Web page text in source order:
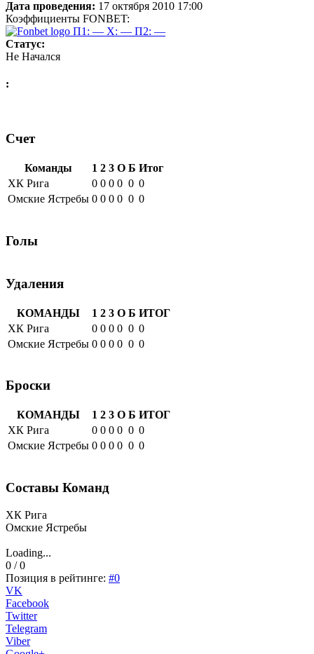
Дата проведения: 17 октября 2010 17:00
Коэффициенты FONBET:
П1: — X: — П2: —
Статус:
Не Начался
:
Счет
Команды 1 2 3 О Б Итог
ХК Рига
0 0 0 0 0 0
Омские Ястребы 0 0 0 0 0 0
Голы
Удаления
КОМАНДЫ 1 2 3 О Б ИТОГ
ХК Рига
0 0 0 0 0 0
Омские Ястребы 0 0 0 0 0 0
Броски
КОМАНДЫ 1 2 3 О Б ИТОГ
ХК Рига
0 0 0 0 0 0
Омские Ястребы 0 0 0 0 0 0
Составы Команд
ХК Рига
Омские Ястребы
Loading...
0 / 0
Позиция в рейтинге: #0
VK
Facebook
Twitter
Telegram
Viber